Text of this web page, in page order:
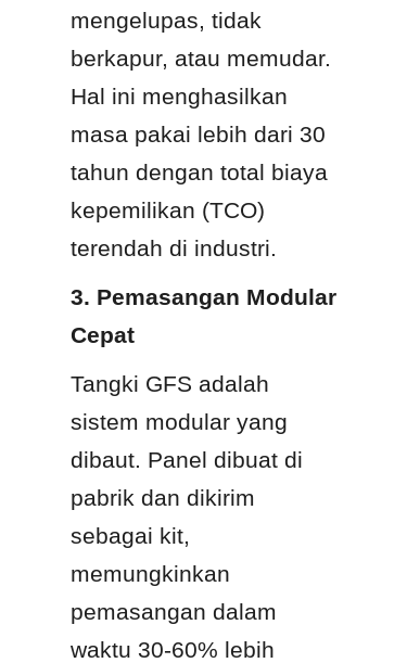
mengelupas, tidak
berkapur, atau memudar.
Hal ini menghasilkan
masa pakai lebih dari 30
tahun dengan total biaya
kepemilikan (TCO)
terendah di industri.
3. Pemasangan Modular
Cepat
Tangki GFS adalah
sistem modular yang
dibaut. Panel dibuat di
pabrik dan dikirim
sebagai kit,
memungkinkan
pemasangan dalam
waktu 30-60% lebih